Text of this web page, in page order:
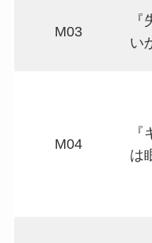
M03
い
M04
は